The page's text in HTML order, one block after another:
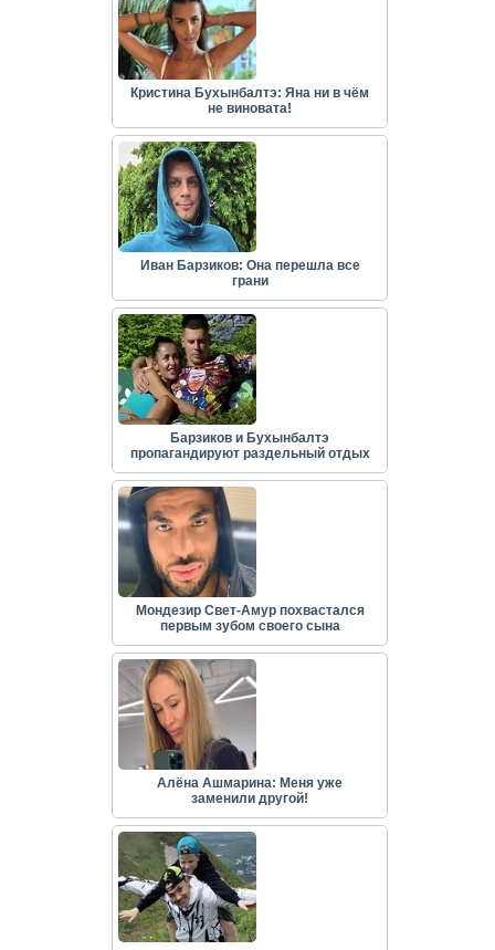
Кристина Бухынбалтэ: Яна ни в чём
не виновата!
Иван Барзиков: Она перешла все
грани
Барзиков и Бухынбалтэ
пропагандируют раздельный отдых
Мондезир Свет-Амур похвастался
первым зубом своего сына
Алёна Ашмарина: Меня уже
заменили другой!